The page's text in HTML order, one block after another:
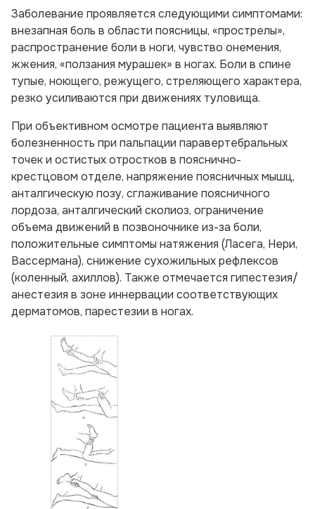
Заболевание проявляется следующими симптомами:
внезапная боль в области поясницы, «прострелы»,
распространение боли в ноги, чувство онемения,
жжения, «ползания мурашек» в ногах. Боли в спине
тупые, ноющего, режущего, стреляющего характера,
резко усиливаются при движениях туловища.
При объективном осмотре пациента выявляют
болезненность при пальпации паравертебральных
точек и остистых отростков в пояснично-
крестцовом отделе, напряжение поясничных мышц,
анталгическую позу, сглаживание поясничного
лордоза, анталгический сколиоз, ограничение
объема движений в позвоночнике из-за боли,
положительные симптомы натяжения (Ласега, Нери,
Вассермана), снижение сухожильных рефлексов
(коленный, ахиллов). Также отмечается гипестезия/
анестезия в зоне иннервации соответствующих
дерматомов, парестезии в ногах.